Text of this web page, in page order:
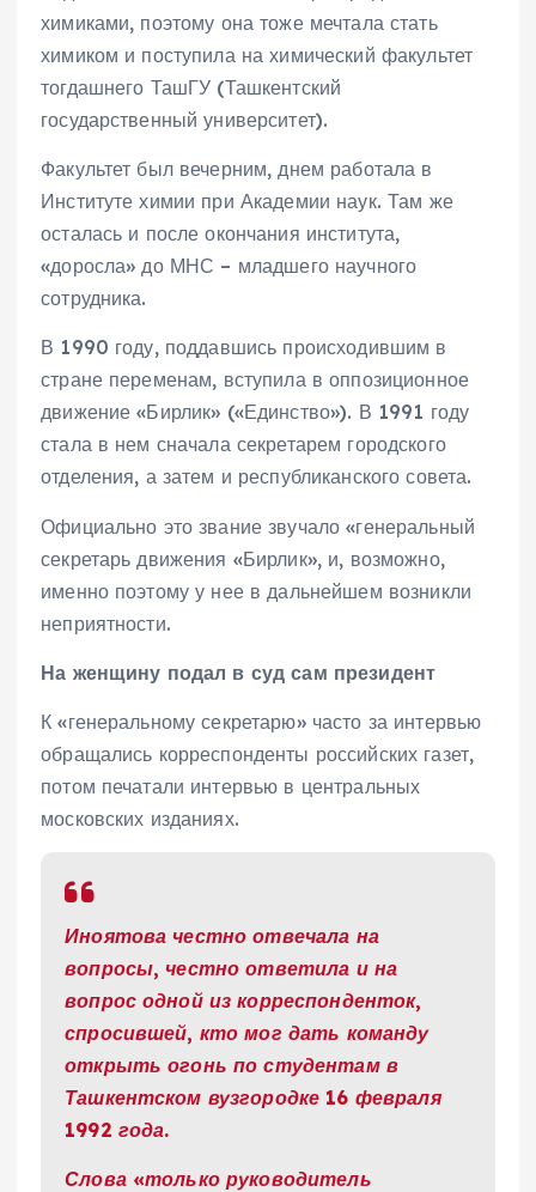
химиками, поэтому она тоже мечтала стать
химиком и поступила на химический факультет
тогдашнего ТашГУ (Ташкентский
государственный университет).
Факультет был вечерним, днем работала в
Институте химии при Академии наук. Там же
осталась и после окончания института,
«доросла» до МНС – младшего научного
сотрудника.
В 1990 году, поддавшись происходившим в
стране переменам, вступила в оппозиционное
движение «Бирлик» («Единство»). В 1991 году
стала в нем сначала секретарем городского
отделения, а затем и республиканского совета.
Официально это звание звучало «генеральный
секретарь движения «Бирлик», и, возможно,
именно поэтому у нее в дальнейшем возникли
неприятности.
На женщину подал в суд сам президент
К «генеральному секретарю» часто за интервью
обращались корреспонденты российских газет,
потом печатали интервью в центральных
московских изданиях.
Иноятова честно отвечала на
вопросы, честно ответила и на
вопрос одной из корреспонденток,
спросившей, кто мог дать команду
открыть огонь по студентам в
Ташкентском вузгородке 16 февраля
1992 года.
Слова «только руководитель